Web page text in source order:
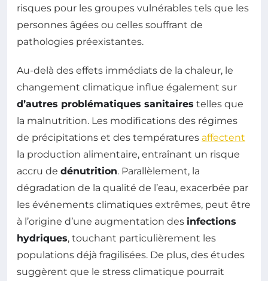
risques pour les groupes vulnérables tels que les
personnes âgées ou celles souffrant de
pathologies préexistantes.
Au-delà des effets immédiats de la chaleur, le
changement climatique influe également sur
d’autres problématiques sanitaires telles que
la malnutrition. Les modifications des régimes
de précipitations et des températures affectent
la production alimentaire, entraînant un risque
accru de dénutrition. Parallèlement, la
dégradation de la qualité de l’eau, exacerbée par
les événements climatiques extrêmes, peut être
à l’origine d’une augmentation des infections
hydriques, touchant particulièrement les
populations déjà fragilisées. De plus, des études
suggèrent que le stress climatique pourrait